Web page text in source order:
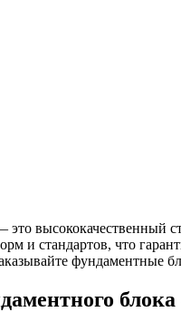
высококачественный
и стандартов, что
фундаментные